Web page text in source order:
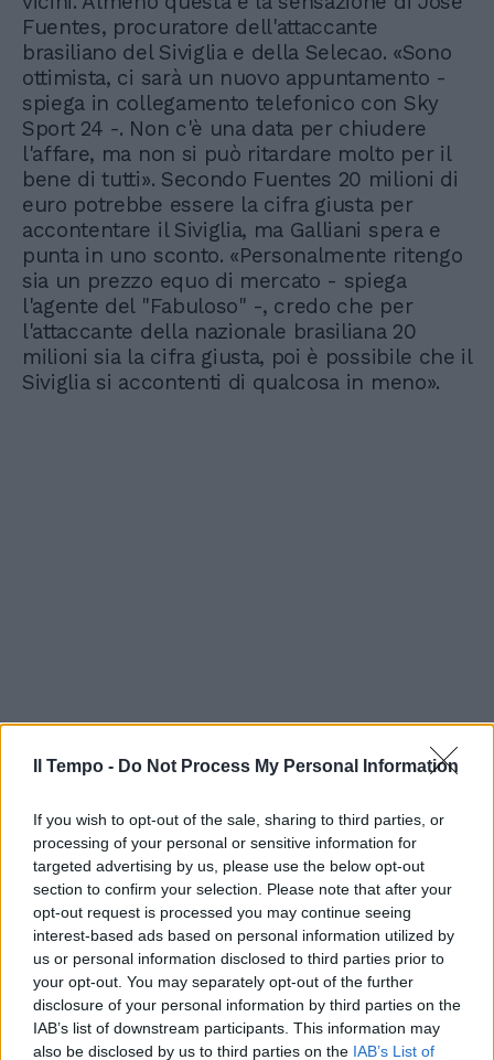
Il Tempo - Do Not Process My Personal Information
If you wish to opt-out of the sale, sharing to third parties, or
processing of your personal or sensitive information for
targeted advertising by us, please use the below opt-out
section to confirm your selection. Please note that after your
opt-out request is processed you may continue seeing
interest-based ads based on personal information utilized by
us or personal information disclosed to third parties prior to
your opt-out. You may separately opt-out of the further
disclosure of your personal information by third parties on the
IAB’s list of downstream participants. This information may
also be disclosed by us to third parties on the IAB’s List of
Fuentes, procuratore dell'attaccante
brasiliano del Siviglia e della Selecao. «Sono
ottimista, ci sarà un nuovo appuntamento -
spiega in collegamento telefonico con Sky
Sport 24 -. Non c'è una data per chiudere
l'affare, ma non si può ritardare molto per il
bene di tutti». Secondo Fuentes 20 milioni di
euro potrebbe essere la cifra giusta per
accontentare il Siviglia, ma Galliani spera e
punta in uno sconto. «Personalmente ritengo
sia un prezzo equo di mercato - spiega
l'agente del "Fabuloso" -, credo che per
l'attaccante della nazionale brasiliana 20
milioni sia la cifra giusta, poi è possibile che il
Siviglia si accontenti di qualcosa in meno».
In evidenza